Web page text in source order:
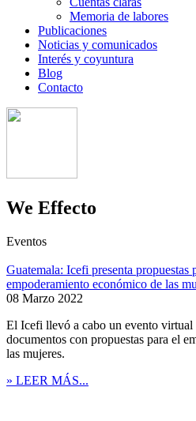
Memoria de labores
Publicaciones
Noticias y comunicados
Interés y coyuntura
Blog
Contacto
We Effecto
Eventos
Guatemala: Icefi presenta propuestas
empoderamiento económico de las
08 Marzo 2022
El Icefi llevó a cabo un evento virtual
documentos con propuestas para el
las mujeres.
» LEER MÁS...